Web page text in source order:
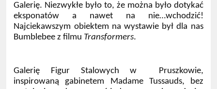
Galerię. Niezwykłe było to, że można było dotykać
eksponatów a nawet na nie…wchodzić!
Najciekawszym obiektem na wystawie był dla nas
Bumblebee z filmu Transformers.
Galerię Figur Stalowych w Pruszkowie,
inspirowaną gabinetem Madame Tussauds, bez